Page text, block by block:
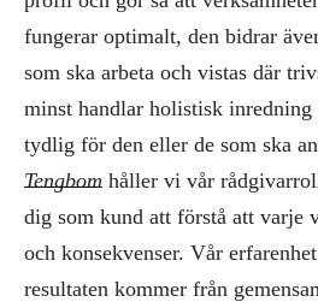
fungerar optimalt, den bidrar
som ska arbeta och vistas där
minst handlar holistisk inredning
tydlig för den eller de som ska
Tengbom håller vi vår
dig som kund att förstå att varje
och konsekvenser. Vår
resultaten kommer från